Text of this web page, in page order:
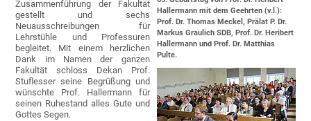
Hallermann mit dem Geehrten (v.l.):
Prof. Dr. Thomas Meckel, Prälat P. Dr.
Markus Graulich SDB, Prof. Dr. Heribert
Hallermann und Prof. Dr. Matthias
Pulte.
Zusammenführung der Fakultät
gestellt und sechs
Neuausschreibungen für
Lehrstühle und Professuren
begleitet. Mit einem herzlichen
Dank im Namen der ganzen
Fakultät schloss Dekan Prof.
Stuflesser seine Begrüßung und
wünschte Prof. Hallermann für
seinen Ruhestand alles Gute und
Gottes Segen.